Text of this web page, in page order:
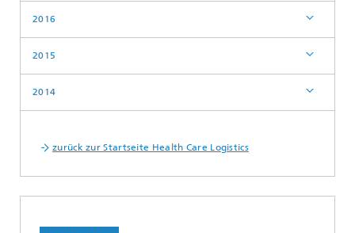
2016
2015
2014
zurück zur Startseite Health Care Logistics